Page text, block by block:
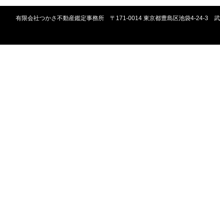
有限会社つかさ不動産鑑定事務所 〒171-0014 東京都豊島区池袋4-24-3